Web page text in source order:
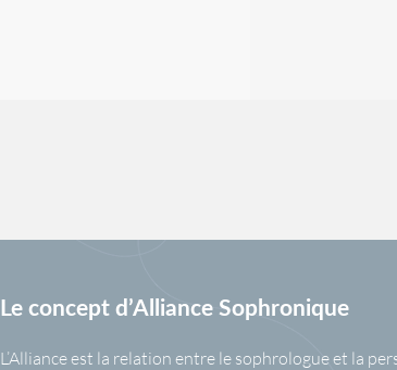
Le concept d’Alliance Sophronique
L’Alliance est la relation entre le sophrologue et la